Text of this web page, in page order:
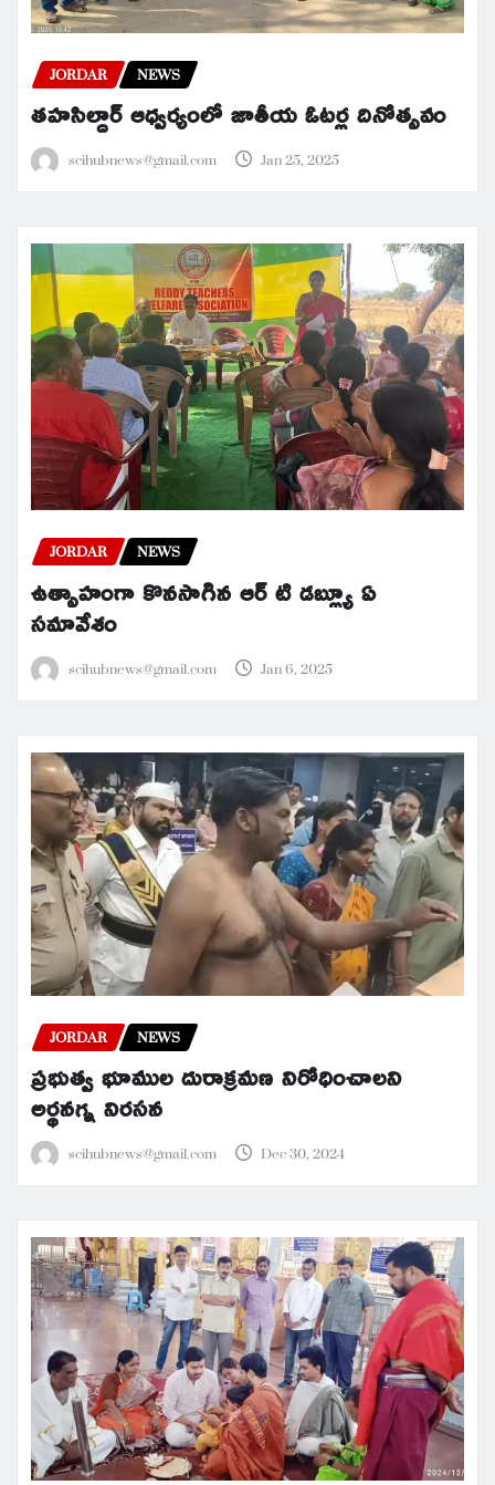
JORDAR NEWS
తహసిల్దార్ ఆధ్వర్యంలో జాతీయ ఓటర్ల దినోత్సవం
scihubnews@gmail.com Jan 25, 2025
JORDAR NEWS
ఉత్సాహంగా కొనసాగిన ఆర్ టి డబ్ల్యూ ఏ
సమావేశం
scihubnews@gmail.com Jan 6, 2025
JORDAR NEWS
ప్రభుత్వ భూముల దురాక్రమణ నిరోధించాలని
అర్థనగ్న నిరసన
scihubnews@gmail.com Dec 30, 2024